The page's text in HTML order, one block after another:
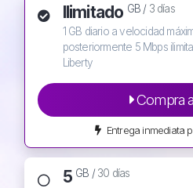
Ilimitado GB / 3 días
1 GB diario a velocidad
posteriormente 5 Mbps
Liberty
Compra
Entrega inmediata
5 GB /30 días